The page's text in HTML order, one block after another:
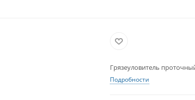
Грязеуловитель
Подробности